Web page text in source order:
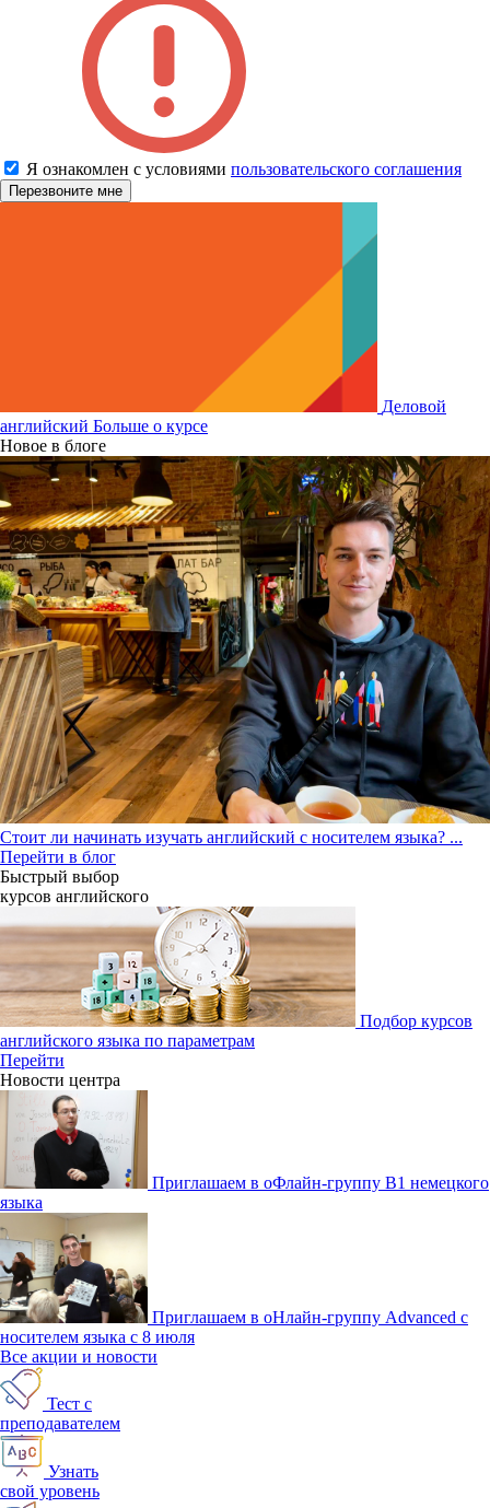
Я ознакомлен с условиями пользовательского соглашения
Деловой
английский Больше о курсе
Новое в блоге
Стоит ли начинать изучать английский с носителем языка? ...
Перейти в блог
Быстрый выбор
курсов английcкого
Подбор курсов
английского языка по параметрам
Перейти
Новости центра
Приглашаем в оФлайн-группу В1 немецкого
языка
Приглашаем в оНлайн-группу Advanced с
носителем языка с 8 июля
Все акции и новости
Тест с
преподавателем
Узнать
свой уровень